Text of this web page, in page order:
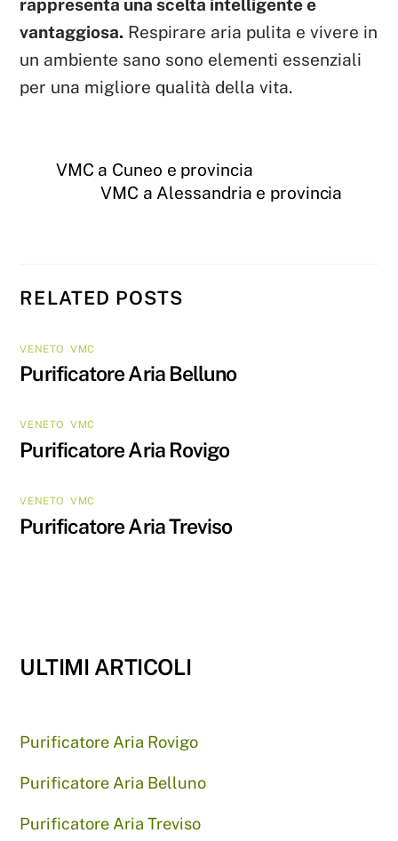
rappresenta una scelta intelligente e
vantaggiosa. Respirare aria pulita e vivere in
un ambiente sano sono elementi essenziali
per una migliore qualità della vita.
VMC a Cuneo e provincia
VMC a Alessandria e provincia
RELATED POSTS
VENETO ,VMC
Purificatore Aria Belluno
VENETO ,VMC
Purificatore Aria Rovigo
VENETO ,VMC
Purificatore Aria Treviso
ULTIMI ARTICOLI
Purificatore Aria Rovigo
Purificatore Aria Belluno
Purificatore Aria Treviso